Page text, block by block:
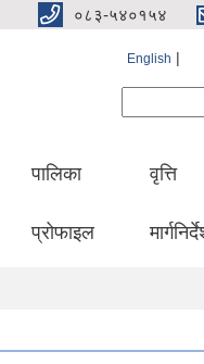
०८३-५४०१५४
English
पालिका
प्रोफाइल
वृत्ति